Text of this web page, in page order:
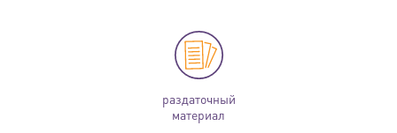
раздаточный
материал